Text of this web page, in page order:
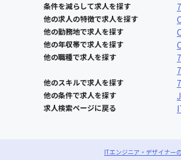
条件を減らして求人を探す
他の求人の特徴で求人を探す
他の勤務地で求人を探す
他の年収帯で求人を探す
他の職種で求人を探す
他のスキルで求人を探す
他の条件で求人を探す
求人検索ページに戻る
ITエンジニア・デザイナー